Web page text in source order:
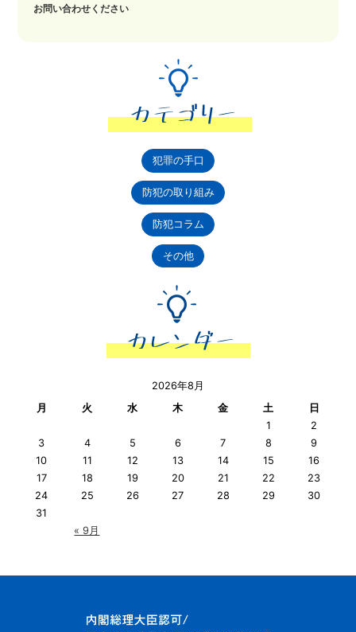
お問い合わせください
犯罪の手口
防犯の取り組み
防犯コラム
その他
2026年8月
月
火 水 木 金 土 日
« 9月
1
2
3
4 5 6 7 8
9
10
11 12 13 14 15
16
17
18 19 20 21 22
23
24
25 26 27 28 29
30
31